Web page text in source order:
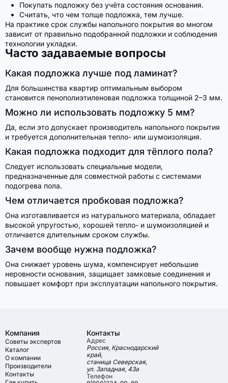
Покупать подложку без учёта состояния основания.
Считать, что чем толще подложка, тем лучше.
На практике срок службы напольного покрытия во многом
зависит от правильно подобранной подложки и соблюдения
технологии укладки.
Часто задаваемые вопросы
Какая подложка лучше под ламинат?
Для большинства квартир оптимальным выбором
становится пенополиэтиленовая подложка толщиной 2–3 мм.
Можно ли использовать подложку 5 мм?
Да, если это допускает производитель напольного покрытия
и требуется дополнительная тепло- или шумоизоляция.
Какая подложка подходит для тёплого пола?
Следует использовать специальные модели,
предназначенные для совместной работы с системами
подогрева пола.
Чем отличается пробковая подложка?
Она изготавливается из натурального материала, обладает
высокой упругостью, хорошей тепло- и шумоизоляцией и
отличается длительным сроком службы.
Зачем вообще нужна подложка?
Она снижает уровень шума, компенсирует небольшие
неровности основания, защищает замковые соединения и
повышает комфорт при эксплуатации напольного покрытия.
Компания
Советы экспертов
Каталог
О компании
Производители
Контакты
Контакты
Адрес
Россия, Краснодарский
край,
станица Северская,
ул. Западная, 43а
Телефон